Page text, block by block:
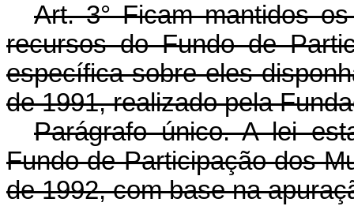
Art. 3° Ficam mantidos
recursos do Fundo de
específica sobre eles
de 1991, realizado pela
Parágrafo único. A lei
Fundo de Participação dos
de 1992, com base na